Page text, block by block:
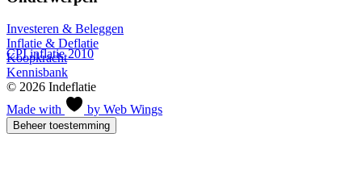
CPI inflatie 2010
Investeren & Beleggen
Inflatie & Deflatie
Koopkracht
Kennisbank
© 2026 Indeflatie
Made with
by Web Wings
Beheer toestemming